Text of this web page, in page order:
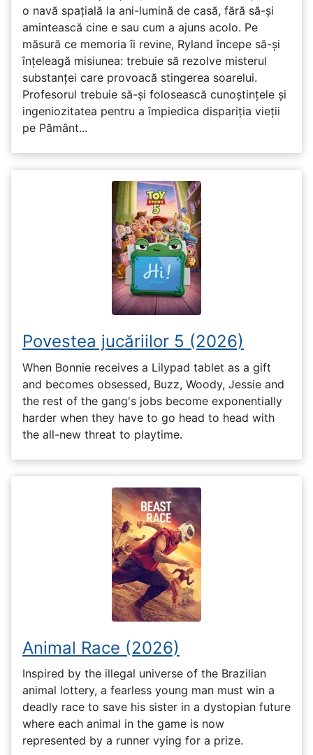
o navă spațială la ani-lumină de casă, fără să-și
amintească cine e sau cum a ajuns acolo. Pe
măsură ce memoria îi revine, Ryland începe să-și
înțeleagă misiunea: trebuie să rezolve misterul
substanței care provoacă stingerea soarelui.
Profesorul trebuie să-și folosească cunoștințele și
ingeniozitatea pentru a împiedica dispariția vieții
pe Pământ...
Povestea jucăriilor 5 (2026)
When Bonnie receives a Lilypad tablet as a gift
and becomes obsessed, Buzz, Woody, Jessie and
the rest of the gang's jobs become exponentially
harder when they have to go head to head with
the all-new threat to playtime.
Animal Race (2026)
Inspired by the illegal universe of the Brazilian
animal lottery, a fearless young man must win a
deadly race to save his sister in a dystopian future
where each animal in the game is now
represented by a runner vying for a prize.